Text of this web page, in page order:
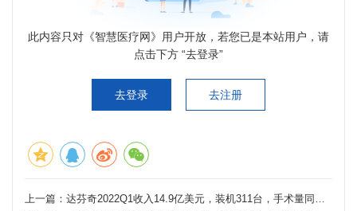
此内容只对《智慧医疗网》用户开放，若您已是本站用户，请
点击下方 “去登录”
去登录 去注册
上一篇： 达芬奇2022Q1收入14.9亿美元，装机311台，手术量同步增长19%